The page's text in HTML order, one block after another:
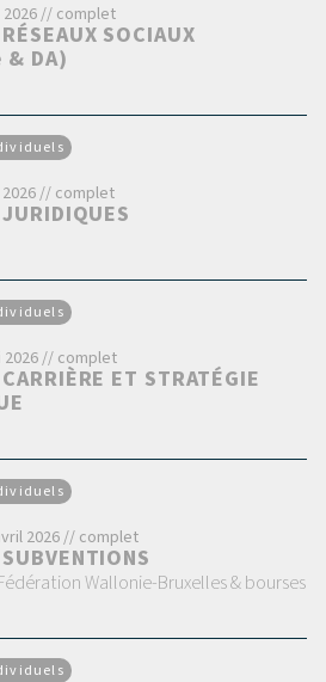
2026 // complet
SOCIAUX
DA)
2026 // complet
2026 // complet
ET STRATÉGIE
2026 // complet
Wallonie-Bruxelles & bourses